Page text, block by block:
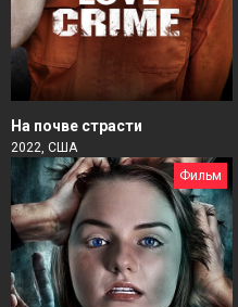
На почве страсти
2022, США
Фильм